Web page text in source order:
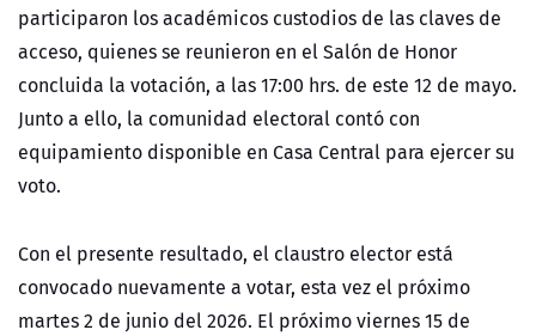
participaron los académicos custodios de las claves de
acceso, quienes se reunieron en el Salón de Honor
concluida la votación, a las 17:00 hrs. de este 12 de mayo.
Junto a ello, la comunidad electoral contó con
equipamiento disponible en Casa Central para ejercer su
voto.
Con el presente resultado, el claustro elector está
convocado nuevamente a votar, esta vez el próximo
martes 2 de junio del 2026. El próximo viernes 15 de